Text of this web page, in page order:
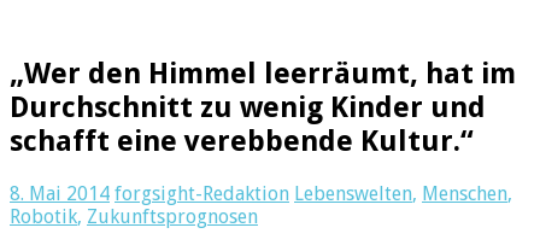
„Wer den Himmel leerräumt, hat im
Durchschnitt zu wenig Kinder und
schafft eine verebbende Kultur.“
8. Mai 2014 forgsight-Redaktion Lebenswelten, Menschen,
Robotik, Zukunftsprognosen